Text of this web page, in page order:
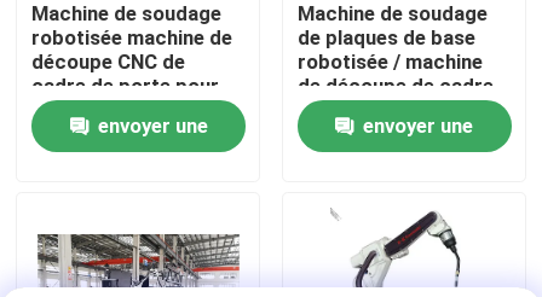
Contrôle de qualité
Nous contacter
Cas
Machine de soudage
robotisée machine de
découpe CNC de
cadre de porte pour
poteau lumineux
envoyer une
Machine de soudage
de plaques de base
robotisée / machine
de découpe de cadre
de porte CNC
envoyer une